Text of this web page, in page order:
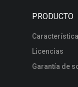
PRODUCTO
Licencias
Garantía de